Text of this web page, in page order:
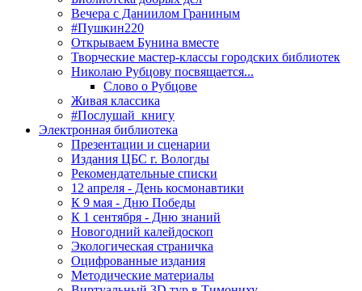
Вечера с Даниилом Граниным
#Пушкин220
Открываем Бунина вместе
Творческие мастер-классы городских библиотек
Николаю Рубцову посвящается...
Слово о Рубцове
Живая классика
#Послушай_книгу
Электронная библиотека
Презентации и сценарии
Издания ЦБС г. Вологды
Рекомендательные списки
12 апреля - День космонавтики
К 9 мая - Дню Победы
К 1 сентября - Дню знаний
Новогодний калейдоскоп
Экологическая страничка
Оцифрованные издания
Методические материалы